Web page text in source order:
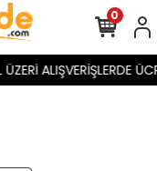
ALIŞVERİŞLERDE
0